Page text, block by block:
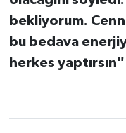
bekliyorum.
bu bedava
herkes